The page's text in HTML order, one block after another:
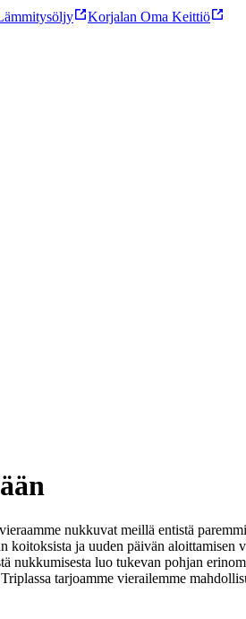
Korjalan Oma Keittiö
nukkuvat meillä entistä
ja uuden päivän
nukkumisesta luo tukevan pohjan
tarjoamme vierailemme